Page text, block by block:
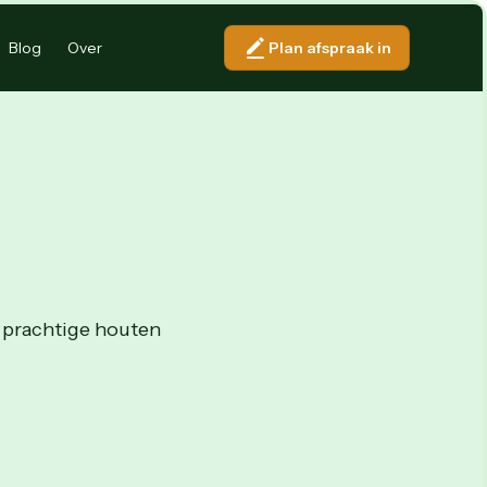
Blog Over Plan afspraak in
houten